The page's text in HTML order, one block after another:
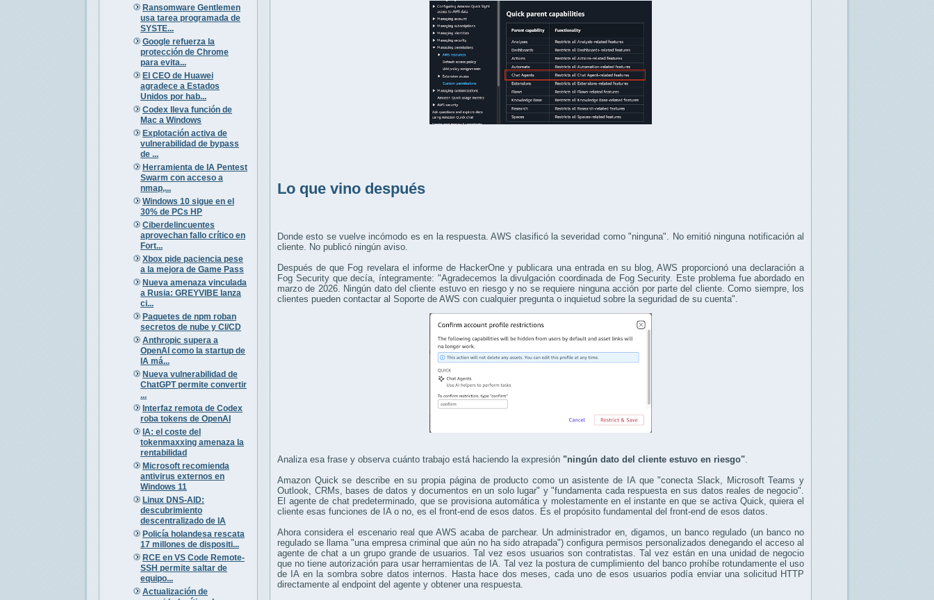
Ransomware Gentlemen
usa tarea programada de
SYSTE...
Google refuerza la
protección de Chrome
para evita...
El CEO de Huawei
agradece a Estados
Unidos por hab...
Codex lleva función de
Mac a Windows
Explotación activa de
vulnerabilidad de bypass
de ...
Herramienta de IA Pentest
Swarm con acceso a
nmap,...
Windows 10 sigue en el
30% de PCs HP
Ciberdelincuentes
aprovechan fallo crítico en
Fort...
Xbox pide paciencia pese
a la mejora de Game Pass
Nueva amenaza vinculada
a Rusia: GREYVIBE lanza
ci...
Paquetes de npm roban
secretos de nube y CI/CD
Anthropic supera a
OpenAI como la startup de
IA má...
Nueva vulnerabilidad de
ChatGPT permite convertir
...
Interfaz remota de Codex
roba tokens de OpenAI
IA: el coste del
tokenmaxxing amenaza la
rentabilidad
Microsoft recomienda
antivirus externos en
Windows 11
Linux DNS-AID:
descubrimiento
descentralizado de IA
Policía holandesa rescata
17 millones de dispositi...
RCE en VS Code Remote-
SSH permite saltar de
equipo...
Actualización de
Lo que vino después
Donde esto se vuelve incómodo es en la respuesta. AWS clasificó la severidad como "ninguna". No emitió ninguna notificación al
cliente. No publicó ningún aviso.
Después de que Fog revelara el informe de HackerOne y publicara una entrada en su blog, AWS proporcionó una declaración a
Fog Security que decía, íntegramente: "Agradecemos la divulgación coordinada de Fog Security. Este problema fue abordado en
marzo de 2026. Ningún dato del cliente estuvo en riesgo y no se requiere ninguna acción por parte del cliente. Como siempre, los
clientes pueden contactar al Soporte de AWS con cualquier pregunta o inquietud sobre la seguridad de su cuenta".
Analiza esa frase y observa cuánto trabajo está haciendo la expresión "ningún dato del cliente estuvo en riesgo"
Amazon Quick se describe en su propia página de producto como un asistente de IA que "conecta Slack, Microsoft Teams y
Outlook, CRMs, bases de datos y documentos en un solo lugar" y "fundamenta cada respuesta en sus datos reales de negocio".
El agente de chat predeterminado, que se provisiona automática y molestamente en el instante en que se activa Quick, quiera el
cliente esas funciones de IA o no, es el front-end de esos datos. Es el propósito fundamental del front-end de esos datos.
Ahora considera el escenario real que AWS acaba de parchear. Un administrador en, digamos, un banco regulado (un banco no
regulado se llama "una empresa criminal que aún no ha sido atrapada") configura permisos personalizados denegando el acceso al
agente de chat a un grupo grande de usuarios. Tal vez esos usuarios son contratistas. Tal vez están en una unidad de negocio
que no tiene autorización para usar herramientas de IA. Tal vez la postura de cumplimiento del banco prohíbe rotundamente el uso
de IA en la sombra sobre datos internos. Hasta hace dos meses, cada uno de esos usuarios podía enviar una solicitud HTTP
directamente al endpoint del agente y obtener una respuesta.